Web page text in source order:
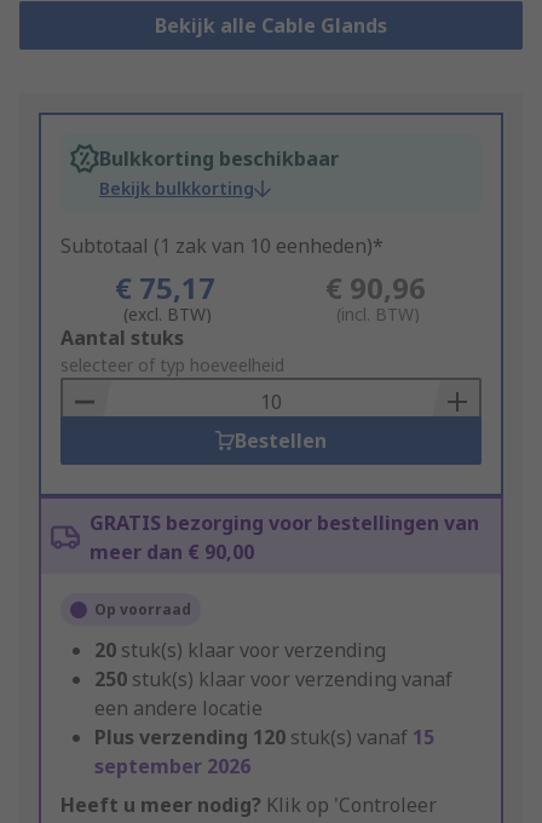
Bekijk alle Cable Glands
Bulkkorting beschikbaar
Bekijk bulkkorting
Subtotaal (1 zak van 10 eenheden)*
€ 75,17
(excl. BTW)
€ 90,96
(incl. BTW)
Add
to
Basket
Aantal stuks
selecteer of typ hoeveelheid
Bestellen
GRATIS bezorging voor bestellingen van
meer dan € 90,00
Op voorraad
20 stuk(s) klaar voor verzending
250 stuk(s) klaar voor verzending vanaf
een andere locatie
Plus verzending 120 stuk(s) vanaf 15
september 2026
Heeft u meer nodig? Klik op 'Controleer